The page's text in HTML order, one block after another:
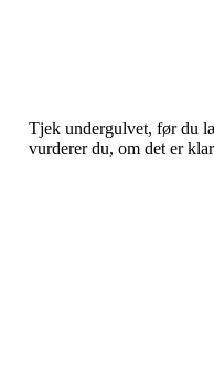
Tjek undergulvet, før du
vurderer du, om det er